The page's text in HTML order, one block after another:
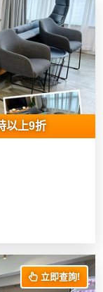
以上9折
立即查詢!